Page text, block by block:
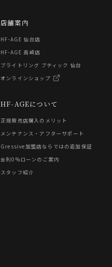
HF-AGEについて
正規販売店購入のメリット
メンテナンス・アフターサポート
Gressive加盟店ならではの追加保証
金利0%ローンのご案内
スタッフ紹介
店舗案内
HF-AGE 仙台店
HF-AGE 高崎店
ブライトリング ブティック 仙台
オンラインショップ